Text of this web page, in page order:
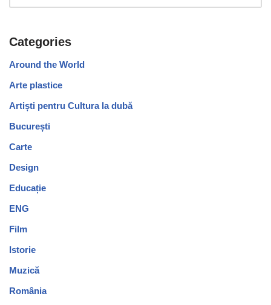
Categories
Around the World
Arte plastice
Artiști pentru Cultura la dubă
București
Carte
Design
Educație
ENG
Film
Istorie
Muzică
România